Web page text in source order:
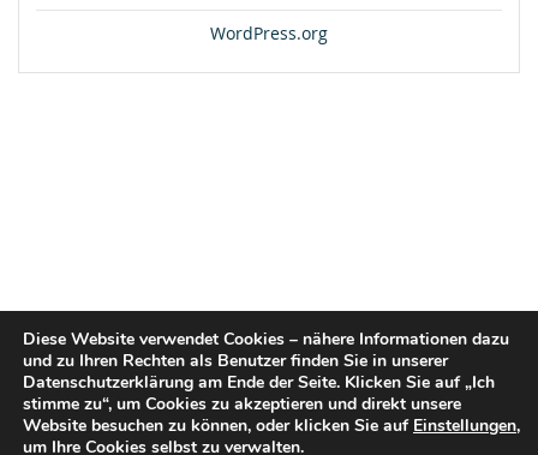
WordPress.org
Diese Website verwendet Cookies – nähere Informationen dazu
und zu Ihren Rechten als Benutzer finden Sie in unserer
Datenschutzerklärung am Ende der Seite. Klicken Sie auf „Ich
stimme zu“, um Cookies zu akzeptieren und direkt unsere
Website besuchen zu können, oder klicken Sie auf Einstellungen,
um Ihre Cookies selbst zu verwalten.